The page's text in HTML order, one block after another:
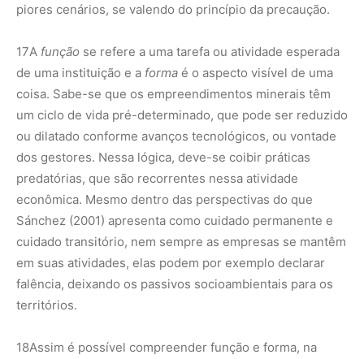
piores cenários, se valendo do princípio da precaução.
17A função se refere a uma tarefa ou atividade esperada
de uma instituição e a forma é o aspecto visível de uma
coisa. Sabe-se que os empreendimentos minerais têm
um ciclo de vida pré-determinado, que pode ser reduzido
ou dilatado conforme avanços tecnológicos, ou vontade
dos gestores. Nessa lógica, deve-se coibir práticas
predatórias, que são recorrentes nessa atividade
econômica. Mesmo dentro das perspectivas do que
Sánchez (2001) apresenta como cuidado permanente e
cuidado transitório, nem sempre as empresas se mantêm
em suas atividades, elas podem por exemplo declarar
falência, deixando os passivos socioambientais para os
territórios.
18Assim é possível compreender função e forma, na